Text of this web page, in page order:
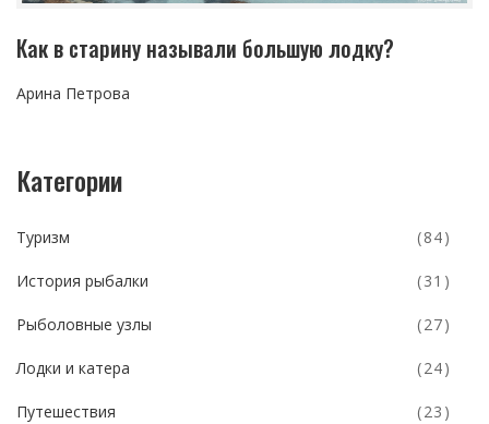
Как в старину называли большую лодку?
Арина Петрова
Категории
Туризм (84)
История рыбалки (31)
Рыболовные узлы (27)
Лодки и катера (24)
Путешествия (23)